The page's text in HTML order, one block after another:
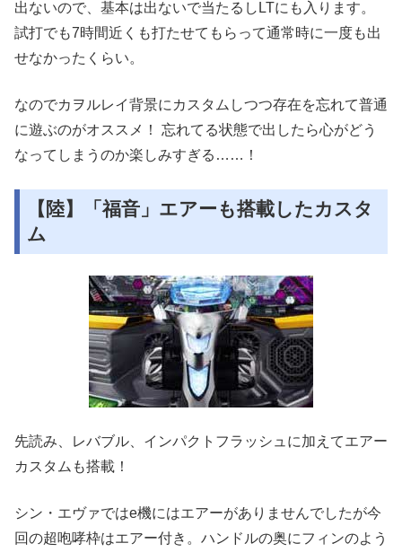
出ないので、基本は出ないで当たるしLTにも入ります。
試打でも7時間近くも打たせてもらって通常時に一度も出
せなかったくらい。
なのでカヲルレイ背景にカスタムしつつ存在を忘れて普通
に遊ぶのがオススメ！ 忘れてる状態で出したら心がどう
なってしまうのか楽しみすぎる……！
【陸】「福音」エアーも搭載したカスタ
ム
先読み、レバブル、インパクトフラッシュに加えてエアー
カスタムも搭載！
シン・エヴァではe機にはエアーがありませんでしたが今
回の超咆哮枠はエアー付き。ハンドルの奥にフィンのよう